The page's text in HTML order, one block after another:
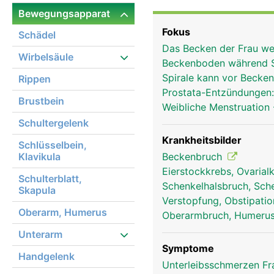
Bewegungsapparat
Schädel
Wirbelsäule
Rippen
Brustbein
Schultergelenk
Schlüsselbein,
Klavikula
Schulterblatt,
Skapula
Oberarm, Humerus
Unterarm
Handgelenk
Bänder und Muskeln
Festigkeit und Stabilität
Hüftgelenk mit dem
ausserdem die
Frauen haben im
Beckenausgang um
Fokus
Das Becken der Frau
Beckenboden während
Spirale kann vor
Prostata-
Weibliche
Krankheitsbilder
Beckenbruch
Eierstockkrebs,
Schenkelhalsbruch,
Verstopfung,
Oberarmbruch,
Symptome
Unterleibsschmerzen